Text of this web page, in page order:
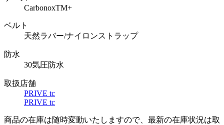
CarbonoxTM+
ベルト
天然ラバー/ナイロンストラップ
防水
30気圧防水
取扱店舗
PRIVE tc
PRIVE tc
商品の在庫は随時変動いたしますので、最新の在庫状況は取